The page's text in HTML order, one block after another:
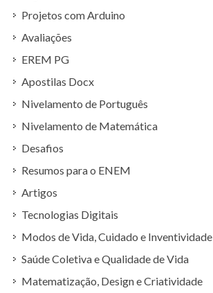
Projetos com Arduino
Avaliações
EREM PG
Apostilas Docx
Nivelamento de Português
Nivelamento de Matemática
Desafios
Resumos para o ENEM
Artigos
Tecnologias Digitais
Modos de Vida, Cuidado e Inventividade
Saúde Coletiva e Qualidade de Vida
Matematização, Design e Criatividade